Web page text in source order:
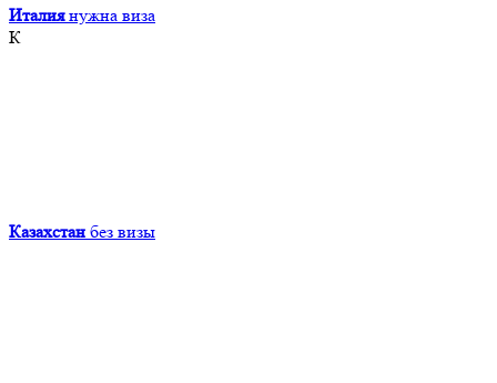
Италия нужна виза
К
Казахстан без визы